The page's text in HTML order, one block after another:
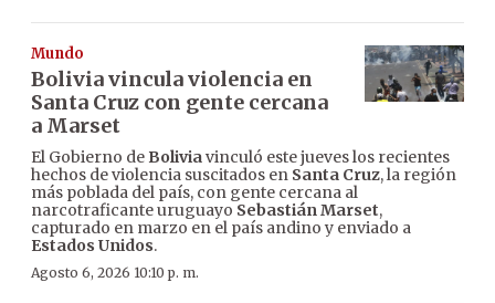
Mundo
Bolivia vincula violencia en
Santa Cruz con gente cercana
a Marset
El Gobierno de Boliviavinculó este jueves los recientes
hechos de violencia suscitados en Santa Cruz, la región
más poblada del país, con gente cercana al
narcotraficante uruguayo Sebastián Marset,
capturado en marzo en el país andino y enviado a
Estados Unidos.
Agosto 6, 2026 10:10 p. m.